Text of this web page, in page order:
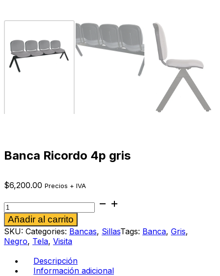
Banca Ricordo 4p gris
$6,200.00 Precios + IVA
Banca
Ricordo
4p
gris
cantidad
Añadir al carrito
SKU: Categories: Bancas, SillasTags: Banca, Gris,
Negro, Tela, Visita
Descripción
Información adicional